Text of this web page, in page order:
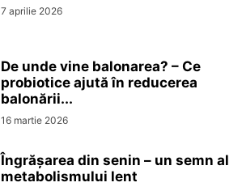
7 aprilie 2026
De unde vine balonarea? – Ce
probiotice ajută în reducerea
balonării...
16 martie 2026
Îngrășarea din senin – un semn al
metabolismului lent